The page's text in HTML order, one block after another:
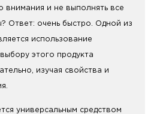
внимания и не выполнять все
Ответ: очень быстро. Одной из
использование
этого продукта
изучая свойства и
универсальным средством